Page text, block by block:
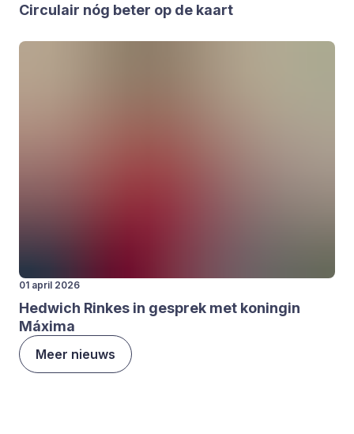
Cir­cu­lair nóg beter op de kaart
01 april 2026
Hedwich Rin­kes in gesprek met konin­gin
Máxi­ma
Meer nieuws